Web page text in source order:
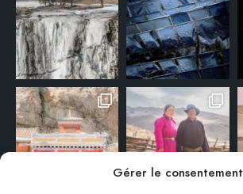
Gérer le consentement